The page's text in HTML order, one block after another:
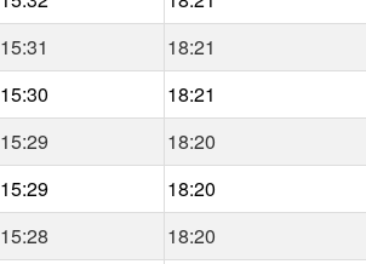
15:31 18:21
15:30 18:21
15:29 18:20
15:29 18:20
15:28 18:20